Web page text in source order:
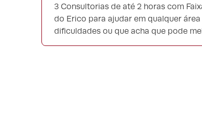
3 Consultorias de até 2 horas com
do Erico para ajudar em qualquer
dificuldades ou que acha que pode